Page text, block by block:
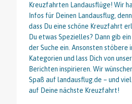
Kreuzfahrten Landausflüge! Wir
Infos für Deinen Landausflug,
dass Du eine schöne Kreuzfahrt
Du etwas Spezielles? Dann gib
der Suche ein. Ansonsten stöbere
Kategorien und lass Dich von
Berichten inspirieren. Wir
Spaß auf landausflug.de – und
auf Deine nächste Kreuzfahrt!